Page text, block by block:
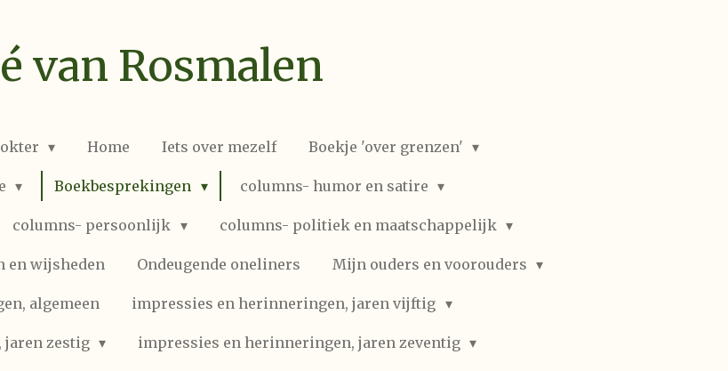
van Rosmalen
Home Iets over mezelf Boekje 'over grenzen'
Boekbesprekingen columns- humor en satire
columns- persoonlijk columns- politiek en maatschappelijk
en wijsheden Ondeugende oneliners Mijn ouders en voorouders
algemeen impressies en herinneringen, jaren vijftig
zestig impressies en herinneringen, jaren zeventig